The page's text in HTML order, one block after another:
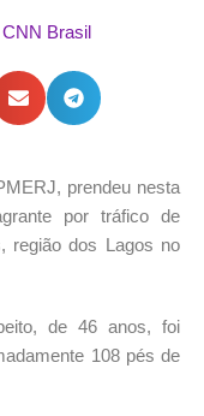
prendeu nesta
por tráfico de
região dos Lagos no
de 46 anos, foi
108 pés de